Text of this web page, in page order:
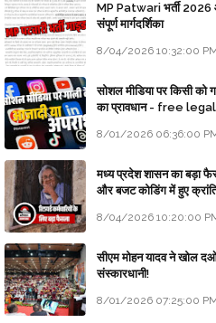
MP Patwari भर्ती 2026
संपूर्ण मार्गदर्शिका
8/04/2026 10:32:00
सोशल मीडिया पर किसी को
का प्रावधान - free
8/01/2026 06:36:00
मध्य प्रदेश शासन का बड़ा
और बजट कोडिंग में हुए
8/04/2026 10:20:00
सीएम मोहन यादव ने खोल दओ
संस्कारधानी!
8/01/2026 07:25:00